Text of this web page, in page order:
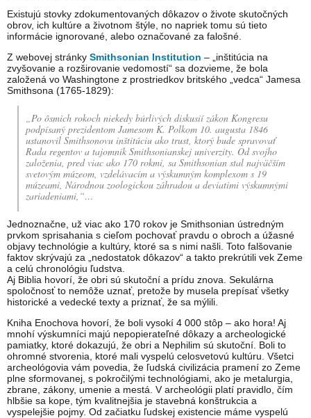
Existujú stovky zdokumentovaných dôkazov o živote skutočných
obrov, ich kultúre a životnom štýle, no napriek tomu sú tieto
informácie ignorované, alebo označované za falošné.
Z webovej stránky Smithsonian Institution – „inštitúcia na
zvyšovanie a rozširovanie vedomostí“ sa dozvieme, že bola
založená vo Washingtone z prostriedkov britského „vedca“ Jamesa
Smithsona (1765-1829):
„Po ôsmich rokoch niekedy búrlivých diskusií zákon Kongresu
podpísaný prezidentom Jamesom K. Polkom 10. augusta 1846
ustanovil Smithsonovu inštitúciu ako trust, ktorý bude spravovať
Rada regentov a tajomník Smithsonianskej univerzity. Od svojho
založenia, pred viac ako 170 rokmi, sa Smithsonian stal najväčším
svetovým múzeom, vzdelávacím a výskumným komplexom s 19
múzeami, Národnou zoologickou záhradou a deviatimi výskumnými
zariadeniami,“…
Jednoznačne, už viac ako 170 rokov je Smithsonian ústredným
prvkom sprisahania s cieľom pochovať pravdu o obroch a úžasné
objavy technológie a kultúry, ktoré sa s nimi našli. Toto falšovanie
faktov skrývajú za „nedostatok dôkazov“ a takto prekrútili vek Zeme
a celú chronológiu ľudstva.
Aj Biblia hovorí, že obri sú skutoční a prídu znova. Sekulárna
spoločnosť to nemôže uznať, pretože by musela prepísať všetky
historické a vedecké texty a priznať, že sa mýlili.
Kniha Enochova hovorí, že boli vysokí 4 000 stôp – ako hora! Aj
mnohí výskumníci majú nepopierateľné dôkazy a archeologické
pamiatky, ktoré dokazujú, že obri a Nephilim sú skutoční. Boli to
ohromné stvorenia, ktoré mali vyspelú celosvetovú kultúru. Všetci
archeológovia vám povedia, že ľudská civilizácia pramení zo Zeme
plne sformovanej, s pokročilými technológiami, ako je metalurgia,
zbrane, zákony, umenie a mestá. V archeológii platí pravidlo, čím
hlbšie sa kope, tým kvalitnejšia je stavebná konštrukcia a
vyspelejšie pojmy. Od začiatku ľudskej existencie máme vyspelú